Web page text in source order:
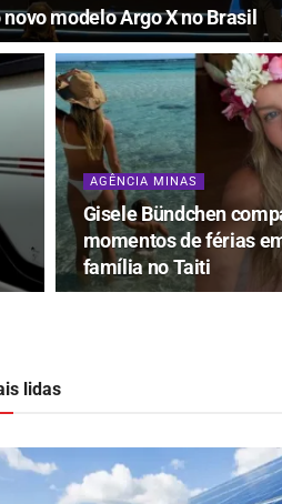
modelo Argo X no Brasil
AGÊNCIA MINAS
Gisele Bündchen
momentos de férias
família no Taiti
lidas